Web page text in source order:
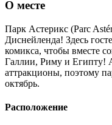
О месте
Парк Астерикс (Parc
Диснейленда! Здесь
комикса, чтобы вместе
Галлии, Риму и Египту!
аттракционы, поэтому
октябрь.
Расположение